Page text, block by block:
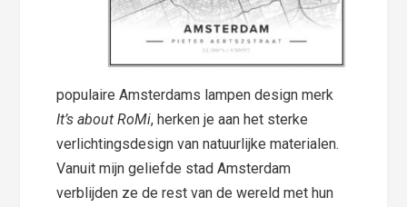
populaire Amsterdams lampen design merk
It’s about RoMi, herken je aan het sterke
verlichtingsdesign van natuurlijke materialen.
Vanuit mijn geliefde stad Amsterdam
verblijden ze de rest van de wereld met hun